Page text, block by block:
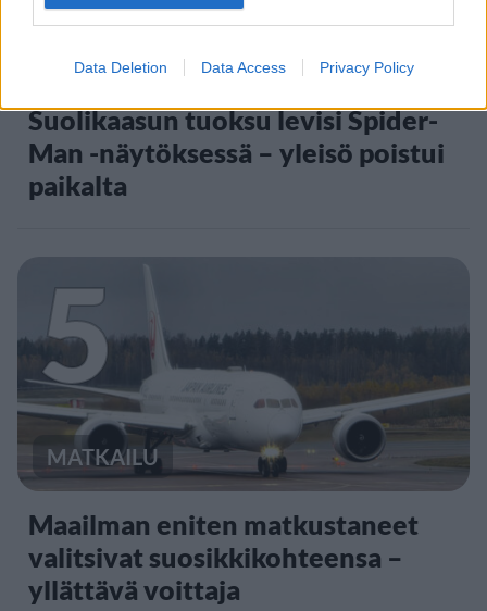
Data Deletion Data Access Privacy Policy
Suolikaasun tuoksu levisi Spider-
Man -näytöksessä – yleisö poistui
paikalta
5
MATKAILU
Maailman eniten matkustaneet
valitsivat suosikkikohteensa –
yllättävä voittaja